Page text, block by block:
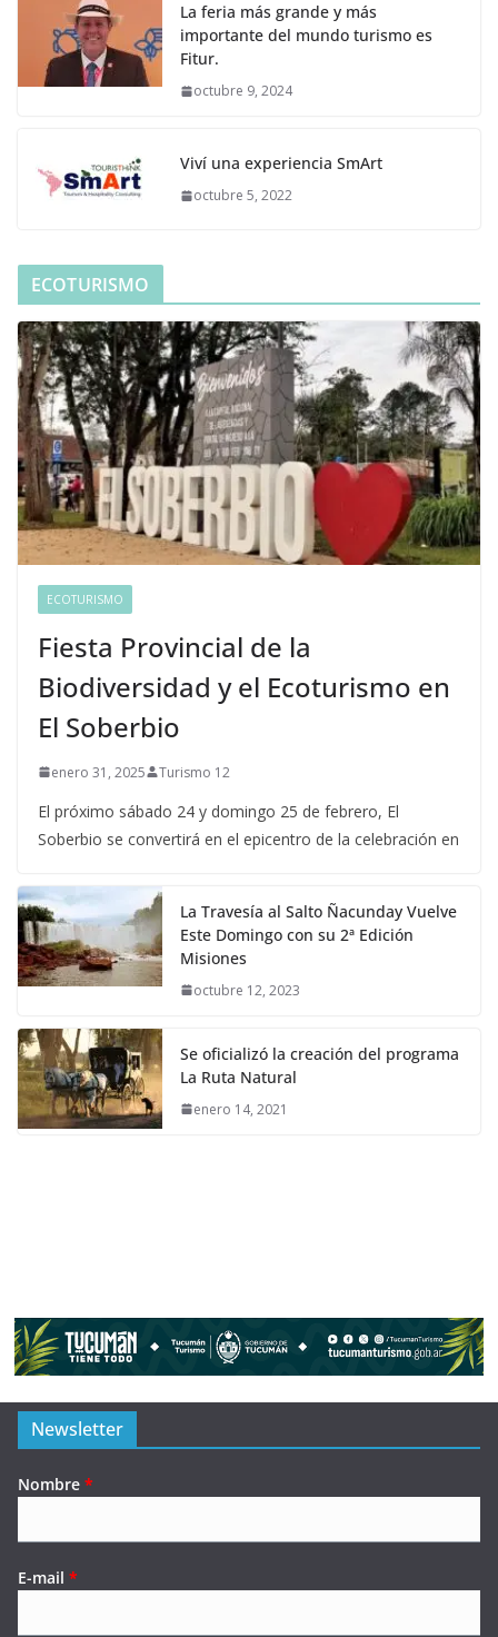
La feria más grande y más
importante del mundo turismo es
Fitur.
octubre 9, 2024
Viví una experiencia SmArt
octubre 5, 2022
ECOTURISMO
ECOTURISMO
Fiesta Provincial de la
Biodiversidad y el Ecoturismo en
El Soberbio
enero 31, 2025 Turismo 12
El próximo sábado 24 y domingo 25 de febrero, El
Soberbio se convertirá en el epicentro de la celebración en
La Travesía al Salto Ñacunday Vuelve
Este Domingo con su 2ª Edición
Misiones
octubre 12, 2023
Se oficializó la creación del programa
La Ruta Natural
enero 14, 2021
Newsletter
Nombre *
E-mail *